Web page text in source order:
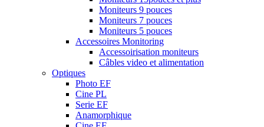
Moniteurs 9 pouces
Moniteurs 7 pouces
Moniteurs 5 pouces
Accessoires Monitoring
Accessoirisation moniteurs
Câbles video et alimentation
Optiques
Photo EF
Cine PL
Serie EF
Anamorphique